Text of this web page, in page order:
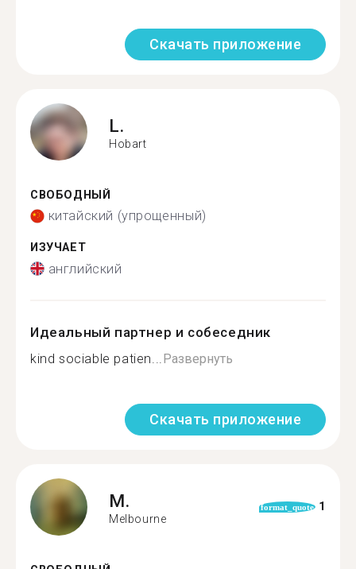
Скачать приложение
L.
Hobart
СВОБОДНЫЙ
китайский (упрощенный)
ИЗУЧАЕТ
английский
Идеальный партнер и собеседник
kind sociable patien... Развернуть
Скачать приложение
M.
Melbourne
format_quote 1